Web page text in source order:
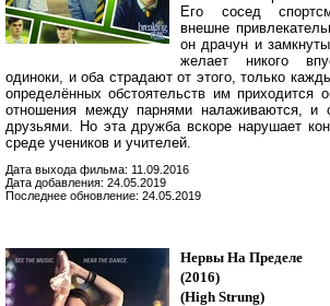
Его сосед
внешне
он драчун и
желает никого
одиноки, и оба страдают от этого, только
определённых обстоятельств им приходится
отношения между парнями налаживаются, и
друзьями. Но эта дружба вскоре нарушает
среде учеников и учителей.
Дата выхода фильма: 11.09.2016
Дата добавления: 24.05.2019
Последнее обновление: 24.05.2019
Нервы На Пределе
(2016)
(High Strung)